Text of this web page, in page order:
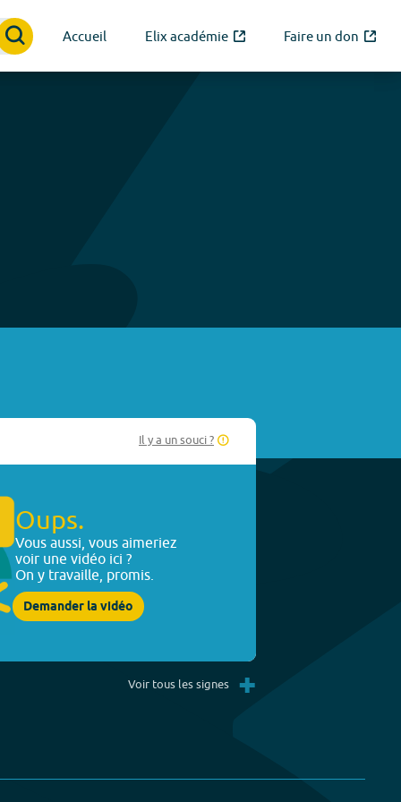
Accueil Elix académie Faire un don
Il y a un souci ?
Oups.
Vous aussi, vous aimeriez
voir une vidéo ici ?
On y travaille, promis.
Demander la vidéo
Voir tous les signes +